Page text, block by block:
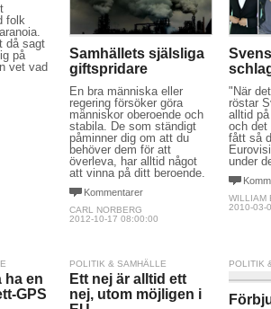
folk
då sagt
på
vet vad
Samhällets själsliga
giftspridare
En bra människa eller
regering försöker göra
människor oberoende och
stabila. De som ständigt
påminner dig om att du
behöver dem för att
överleva, har alltid något
att vinna på ditt beroende.
Kommentarer
CARL NORBERG
2012-10-17 08:00:00
"När
röstar
alltid
och det
fått så
under
WILLIAM
2010-03-
ha en
GPS
POLITIK & SAMHÄLLE
Ett nej är alltid ett
nej, utom möjligen i
POLITIK